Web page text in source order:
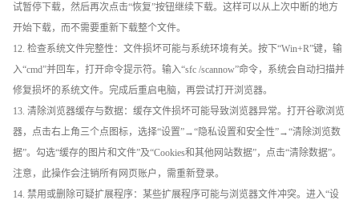
试暂停下载，然后再次点击“恢复”按钮继续下载。这样可以从上次中断的地方
开始下载，而不需要重新下载整个文件。
12. 检查系统文件完整性：文件损坏可能与系统环境有关。按下“Win+R”键，输
入“cmd”并回车，打开命令提示符。输入“sfc /scannow”命令，系统会自动扫描并
修复损坏的系统文件。完成后重启电脑，再尝试打开浏览器。
13. 清除浏览器缓存与数据：缓存文件损坏可能导致浏览器异常。打开谷歌浏览
器，点击右上角三个点图标，选择“设置”→“隐私设置和安全性”→“清除浏览数
据”。勾选“缓存的图片和文件”及“Cookies和其他网站数据”，点击“清除数据”。
注意，此操作会注销所有网页账户，需重新登录。
14. 禁用或删除可疑扩展程序：某些扩展程序可能与浏览器文件冲突。进入“设